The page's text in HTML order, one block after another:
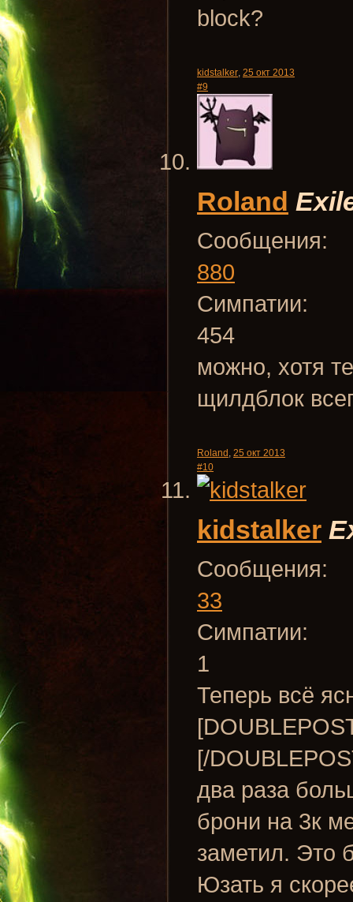
block?
kidstalker, 25 окт 2013
#9
Roland
Сообщения:
880
Симпатии:
454
можно, хотя
щилдблок
Roland , 25 окт 2013
#10
kidstalker
Сообщения:
33
Симпатии:
1
Теперь всё
[/
два раза
брони на 3к
заметил. Это
Юзать я